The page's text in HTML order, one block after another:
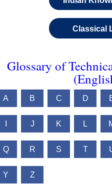
Classical
Glossary of
A B C D
J K L
Q R S T
Y Z